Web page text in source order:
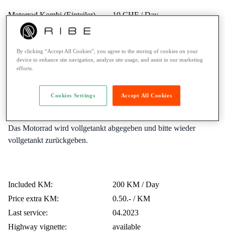
Motorrad Kombi (Einteiler).
Sicher passend für Körpergrösse
170cm.:
10 CHF / Day
What Kevin Cavelti wants to tell you
Das Bike ist nicht für Anfänger gedacht! Nimm Dir die ersten
Minuten Zeit um das Bike kennenzulernen und es warm zu
Das Motorrad wird vollgetankt abgegeben und bitte wieder
vollgetankt zurückgeben.
Included KM:
200 KM / Day
Price extra KM:
0.50.- / KM
Last service:
04.2023
Highway vignette:
available
By clicking “Accept All Cookies”, you agree to the storing of cookies on your
device to enhance site navigation, analyze site usage, and assist in our marketing
efforts.
Accept All Cookies
Cookies Settings